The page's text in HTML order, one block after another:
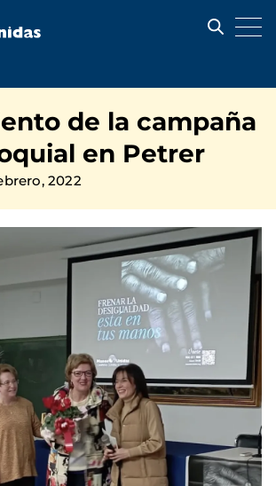
de la campaña
en Petrer
2022